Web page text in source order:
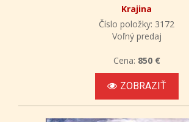
Krajina
Číslo položky: 3172
Voľný predaj
Cena: 850 €
ZOBRAZIŤ